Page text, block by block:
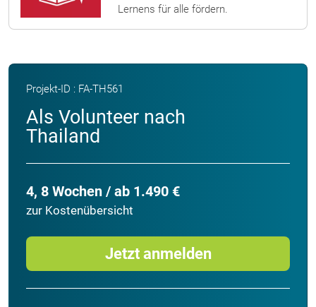
Lernens für alle fördern.
Projekt-ID : FA-TH561
Als Volunteer nach
Thailand
4, 8 Wochen / ab 1.490 €
zur Kostenübersicht
Jetzt anmelden